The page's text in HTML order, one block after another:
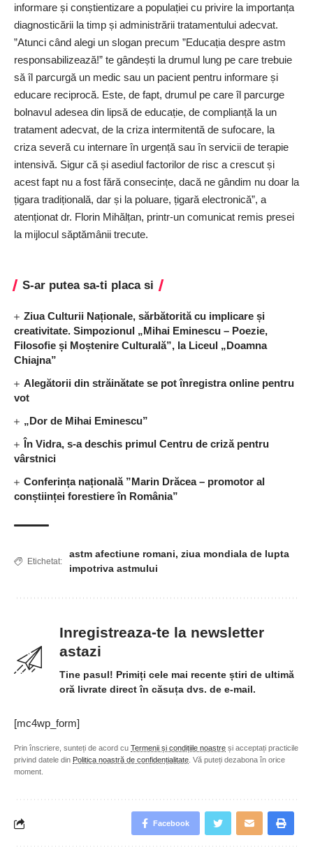
informare și conștientizare a populației cu privire la importanța
diagnosticării la timp și administrării tratamentului adecvat.
”Atunci când alegi un slogan precum ”Educația despre astm
responsabilizează!” te gândești la drumul lung pe care trebuie
să îl parcurgă un medic sau un pacient pentru informare și
educare reciprocă. Este, de fapt, drumul pe care îl parcurge
bolnavul adesea din lipsă de educație, de complianță la un
tratament adecvat, de la criza intermitentă de sufocare, la
criza severă cu internare în urgență sau în servicii de terapie
intensivă. Sigur că și asediul factorilor de risc a crescut și
acest fapt nu a fost fără consecințe, dacă ne gândim nu doar la
țigara tradițională, dar și la poluare, țigară electronică”, a
atenționat dr. Florin Mihălțan, ­printr-un comunicat remis presei
la mijlocul săptămânii trecute.
S-ar putea sa-ti placa si
Ziua Culturii Naționale, sărbătorită cu implicare și
creativitate. Simpozionul „Mihai Eminescu – Poezie,
Filosofie și Moștenire Culturală”, la Liceul „Doamna
Chiajna”
Alegătorii din străinătate se pot înregistra online pentru
vot
„Dor de Mihai Eminescu”
În Vidra, s-a deschis primul Centru de criză pentru
vârstnici
Conferința națională ”Marin Drăcea – promotor al
conștiinței forestiere în România”
Etichetat:
astm afectiune romani, ziua mondiala de lupta
impotriva astmului
Inregistreaza-te la newsletter
astazi
Tine pasul! Primiți cele mai recente știri de ultimă
oră livrate direct în căsuța dvs. de e-mail.
[mc4wp_form]
Prin înscriere, sunteți de acord cu Termenii și condițiile noastre și acceptați practicile
privind datele din Politica noastră de confidențialitate . Vă puteți dezabona în orice
moment.
Facebook